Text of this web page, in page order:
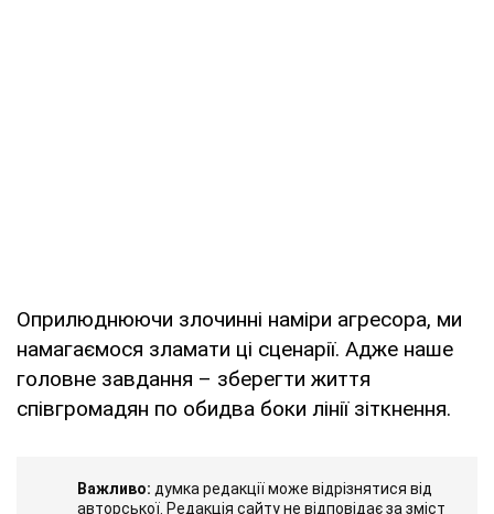
Оприлюднюючи злочинні наміри агресора, ми
намагаємося зламати ці сценарії. Адже наше
головне завдання – зберегти життя
співгромадян по обидва боки лінії зіткнення.
Важливо: думка редакції може відрізнятися від
авторської. Редакція сайту не відповідає за зміст